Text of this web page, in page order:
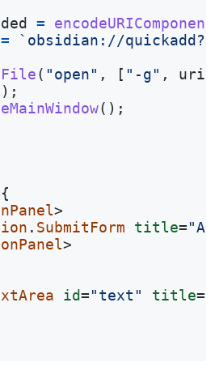
= encodeURIComponent
=
`obsidian://
( "open" , [ " -g" , uri
);
();
{
>
. SubmitForm title=
>
id="text" title=